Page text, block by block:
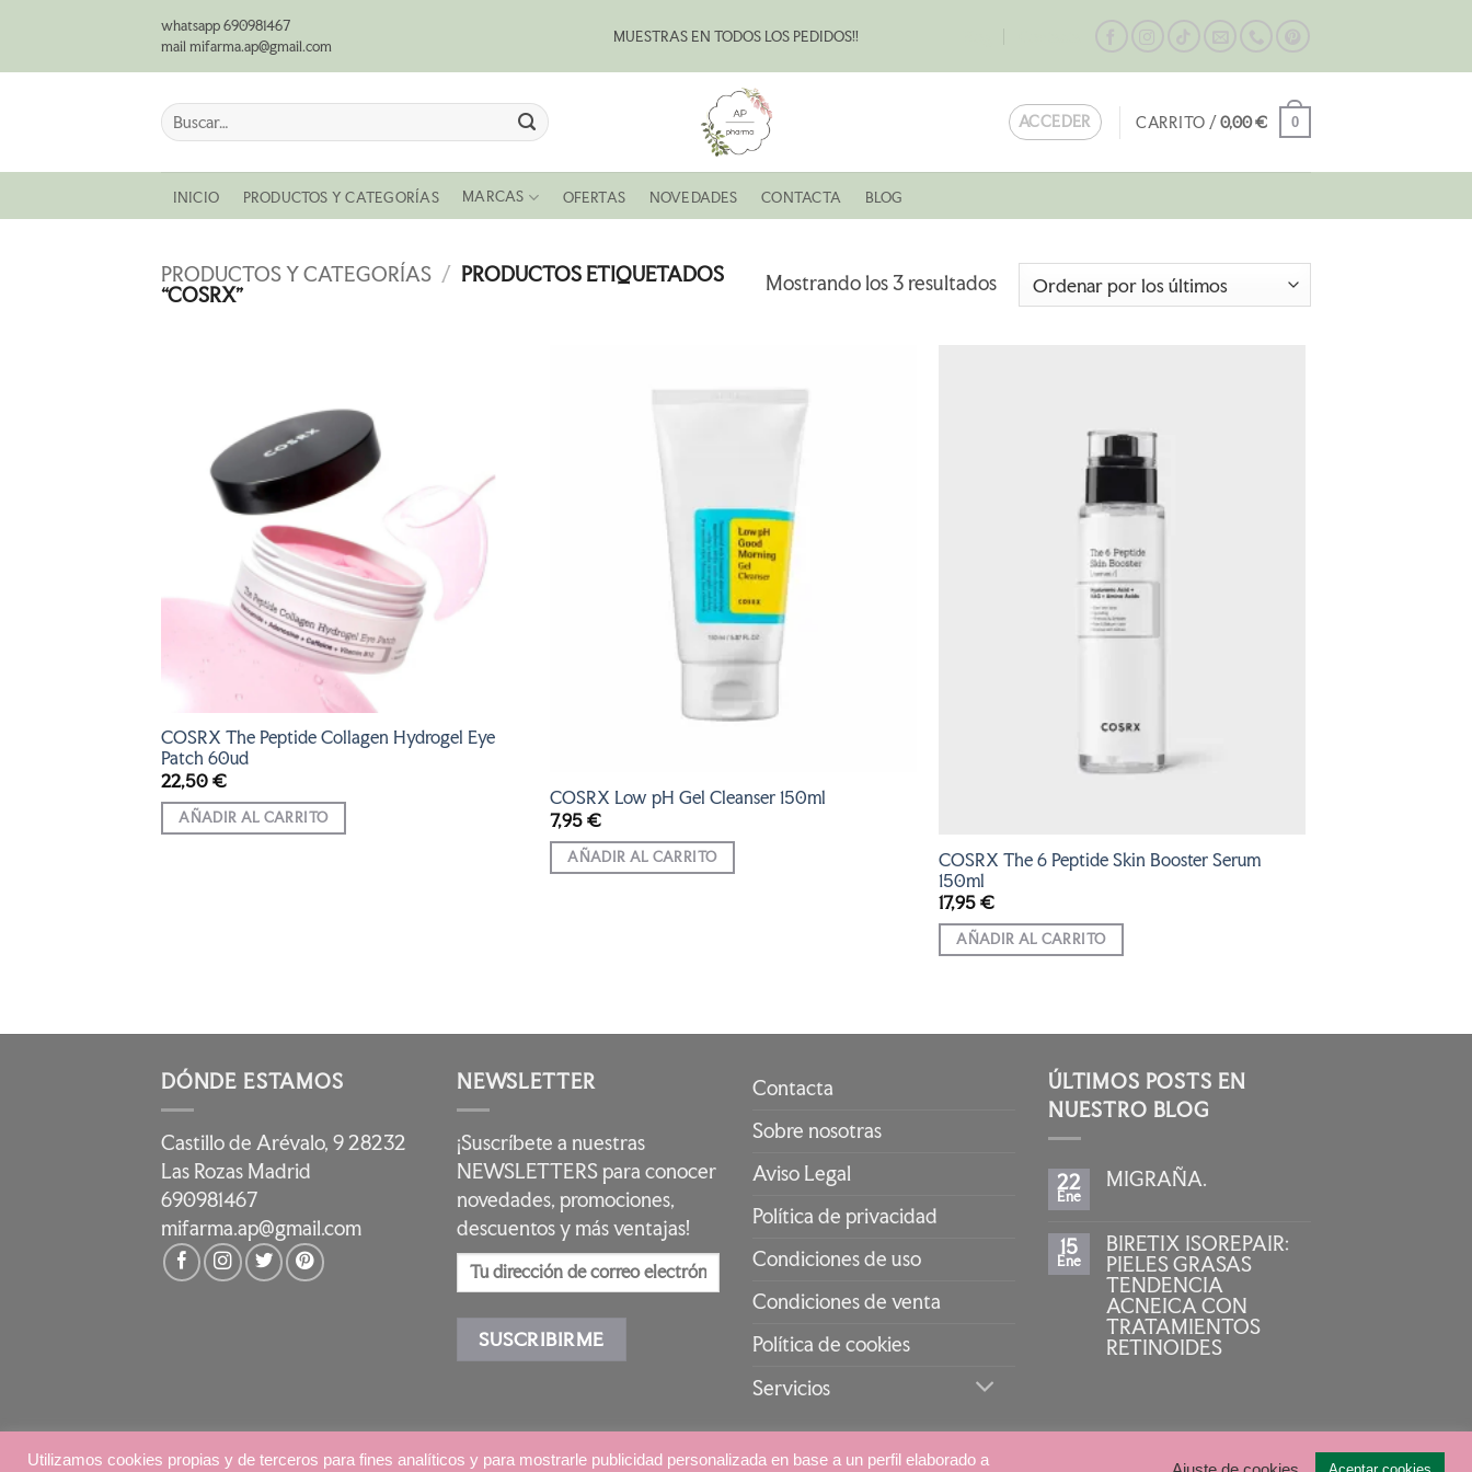
contenido
whatsapp 690981467
mail mifarma.ap@gmail.com
MUESTRAS EN TODOS LOS PEDIDOS!!
Buscar
por:
ACCEDER CARRITO /0,00€ 0
INICIO PRODUCTOS Y CATEGORÍAS MARCAS OFERTAS NOVEDADES CONTACTA BLOG
PRODUCTOS Y CATEGORÍAS / PRODUCTOS ETIQUETADOS
“COSRX”
Mostrando los 3 resultadosOrdenado
por
DESEOS
COSRX The Peptide Collagen Hydrogel Eye
Patch 60ud
22,50 €
AÑADIR AL CARRITO
COSRX Low pH Gel Cleanser 150ml
7,95 €
AÑADIR AL CARRITO
COSRX The 6 Peptide Skin Booster Serum
150ml
17,95 €
AÑADIR AL CARRITO
DÓNDE ESTAMOS
Castillo de Arévalo, 9 28232
Las Rozas Madrid
690981467
mifarma.ap@gmail.com
NEWSLETTER
¡Suscríbete a nuestras
NEWSLETTERS para conocer
novedades, promociones,
descuentos y más ventajas!
Contacta
Sobre nosotras
Aviso Legal
Política de privacidad
Condiciones de uso
Condiciones de venta
Política de cookies
Servicios
ÚLTIMOS POSTS EN
NUESTRO BLOG
22
Ene
MIGRAÑA.
en
MIGRAÑA.
15
Ene
BIRETIX ISOREPAIR:
PIELES GRASAS
TENDENCIA
ACNEICA CON
TRATAMIENTOS
RETINOIDES
Copyright 2026 ©AP Pharma |Aviso Legal|Cookies|Condiciones de Uso|
Utilizamos cookies propias y de terceros para fines analíticos y para mostrarle publicidad personalizada en base a un perfil elaborado a